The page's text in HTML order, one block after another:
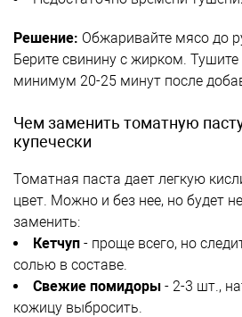
Решение: Обжаривайте мясо до
Берите свинину с жирком.
минимум 20-25 минут после
Чем заменить томатную
купечески
Томатная паста дает легкую
цвет. Можно и без нее, но будет
заменить:
Кетчуп - проще всего, но
солью в составе.
Свежие помидоры - 2-3 шт.,
кожицу выбросить.